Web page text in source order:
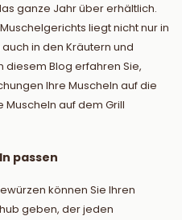
ganze Jahr über erhältlich.
liegt nicht nur in
in den Kräutern und
diesem Blog erfahren Sie,
Ihre Muscheln auf die
Muscheln auf dem Grill
passen
können Sie Ihren
geben, der jeden